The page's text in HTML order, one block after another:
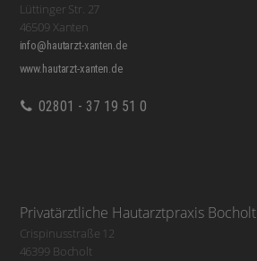
Lüttinger Str. 27
46509 Xanten
info@hautarzt-xanten.de
www.hautarzt-xanten.de
02801 - 37 19 51 0
Privatärztliche Hautarztpraxis Bocholt
Crispinusstraße 12
46399 Bocholt